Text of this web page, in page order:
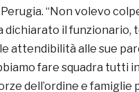
“Non volevo
dichiarato il funzionario,
attendibilità alle sue
fare squadra tutti
dell’ordine e famiglie